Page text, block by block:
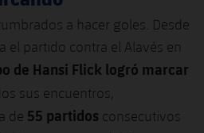
a hacer goles. Desde
el partido contra el Alavés en
de Hansi Flick logró marcar
sus encuentros,
de 55 partidos consecutivos